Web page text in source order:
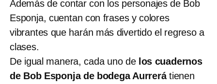
Además de contar con los personajes de Bob
Esponja, cuentan con frases y colores
vibrantes que harán más divertido el regreso a
clases.
De igual manera, cada uno delos cuadernos
de Bob Esponja de bodega Aurrerátienen